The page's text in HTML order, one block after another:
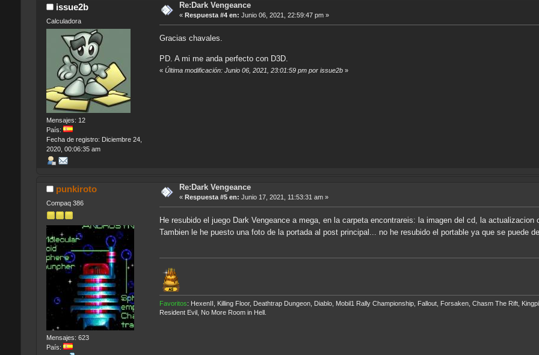
issue2b
Calculadora
Mensajes: 12
País:
Fecha de registro: Diciembre 24,
2020, 00:06:35 am
Re:Dark Vengeance
« Respuesta #4 en: Junio 06, 2021, 22:59:47 pm »
Gracias chavales.
PD. A mi me anda perfecto con D3D.
«Última modificación: Junio 06, 2021, 23:01:59 pm por issue2b »
punkiroto
Compaq 386
Mensajes: 623
País:
Re:Dark Vengeance
« Respuesta #5 en: Junio 17, 2021, 11:53:31 am »
He resubido el juego Dark Vengeance a mega, en la carpeta encontrareis: la imagen del cd, la
Tambien le he puesto una foto de la portada al post principal... no he resubido el portable ya que se puede
Favoritos: HexenII, Killing Floor, Deathtrap Dungeon, Diablo, Mobil1 Rally Championship, Fallout, Forsaken, Chasm The Rift,
Resident Evil, No More Room in Hell.